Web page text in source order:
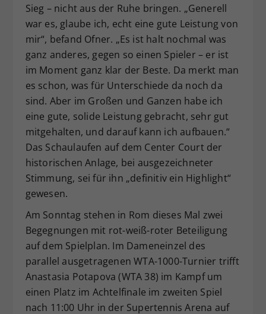
Sieg – nicht aus der Ruhe bringen. „Generell
war es, glaube ich, echt eine gute Leistung von
mir“, befand Ofner. „Es ist halt nochmal was
ganz anderes, gegen so einen Spieler – er ist
im Moment ganz klar der Beste. Da merkt man
es schon, was für Unterschiede da noch da
sind. Aber im Großen und Ganzen habe ich
eine gute, solide Leistung gebracht, sehr gut
mitgehalten, und darauf kann ich aufbauen.“
Das Schaulaufen auf dem Center Court der
historischen Anlage, bei ausgezeichneter
Stimmung, sei für ihn „definitiv ein Highlight“
gewesen.
Am Sonntag stehen in Rom dieses Mal zwei
Begegnungen mit rot-weiß-roter Beteiligung
auf dem Spielplan. Im Dameneinzel des
parallel ausgetragenen WTA-1000-Turnier trifft
Anastasia Potapova (WTA 38) im Kampf um
einen Platz im Achtelfinale im zweiten Spiel
nach 11:00 Uhr in der Supertennis Arena auf